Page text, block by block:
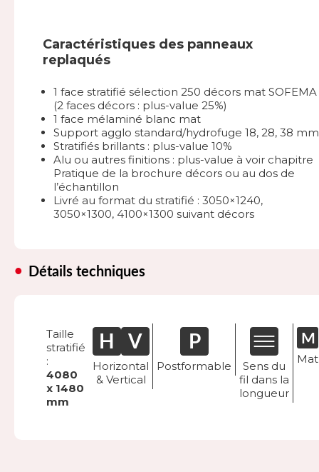
Caractéristiques des panneaux
replaqués
1 face stratifié sélection 250 décors mat SOFEMA
(2 faces décors : plus-value 25%)
1 face mélaminé blanc mat
Support agglo standard/hydrofuge 18, 28, 38 mm
Stratifiés brillants : plus-value 10%
Alu ou autres finitions : plus-value à voir chapitre
Pratique de la brochure décors ou au dos de
l’échantillon
Livré au format du stratifié : 3050×1240,
3050×1300, 4100×1300 suivant décors
Détails techniques
Taille
stratifié
:
4080
x 1480
mm
Horizontal
& Vertical
Postformable
Sens du
fil dans la
longueur
Mat